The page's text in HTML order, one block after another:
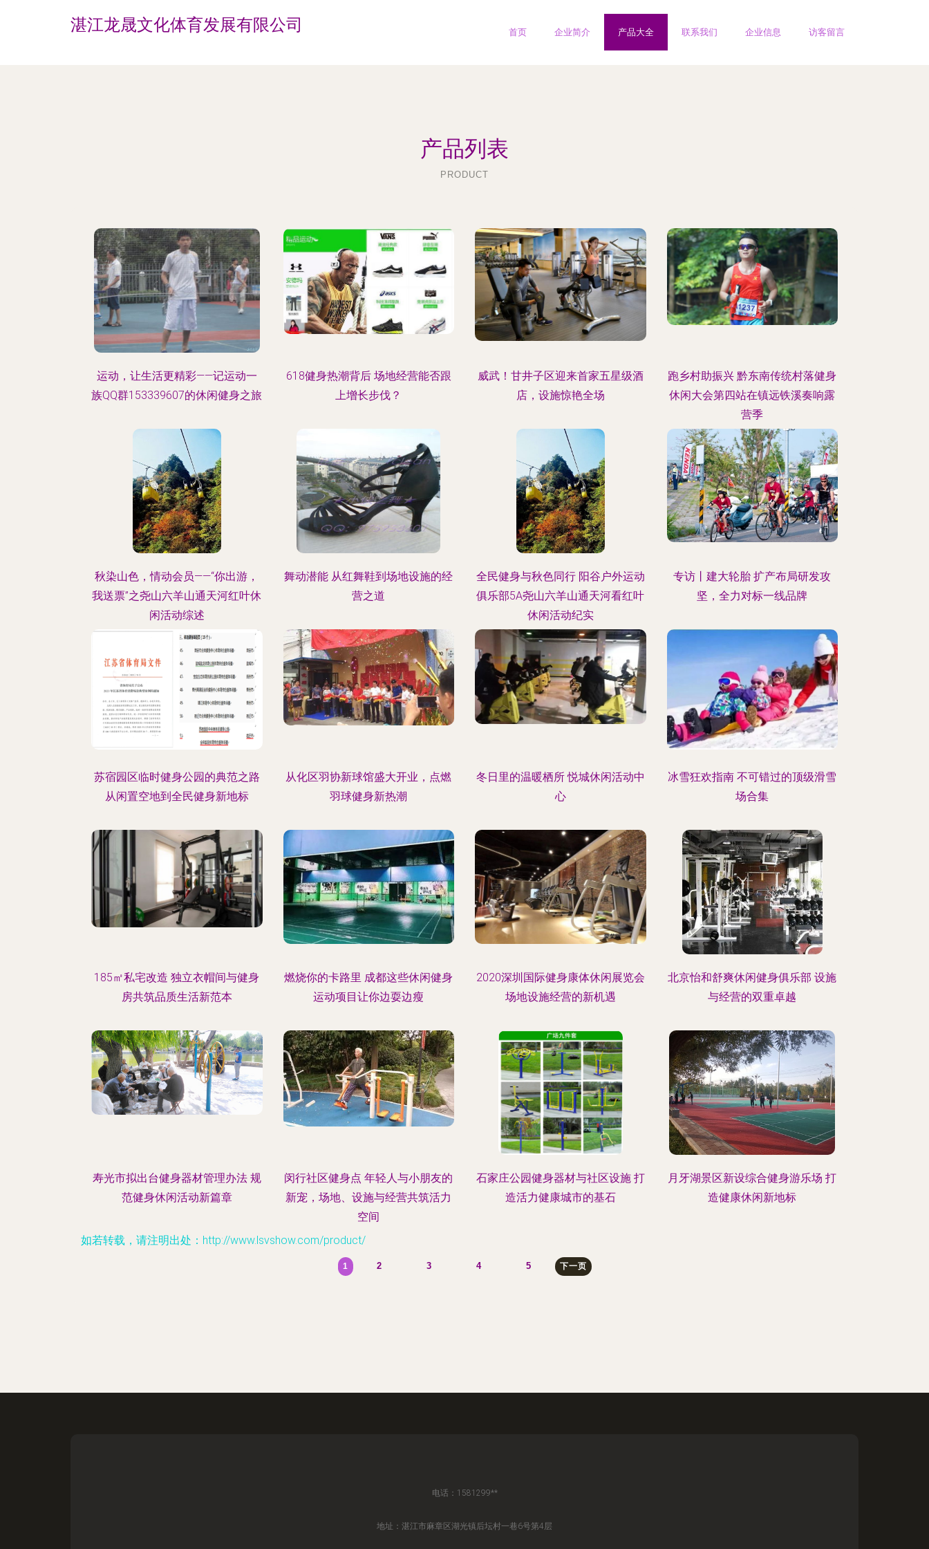
湛江龙晟文化体育发展有限公司 首页 企业简介 产品大全 联系我们 企业信息 访客留言
产品列表
PRODUCT
运动，让生活更精彩——记运动一
族QQ群153339607的休闲健身之旅
618健身热潮背后 场地经营能否跟
上增长步伐？
威武！甘井子区迎来首家五星级酒
店，设施惊艳全场
跑乡村助振兴 黔东南传统村落健身
休闲大会第四站在镇远铁溪奏响露
营季
秋染山色，情动会员——“你出游，
我送票”之尧山六羊山通天河红叶休
闲活动综述
舞动潜能 从红舞鞋到场地设施的经
营之道
全民健身与秋色同行 阳谷户外运动
俱乐部5A尧山六羊山通天河看红叶
休闲活动纪实
专访丨建大轮胎 扩产布局研发攻
坚，全力对标一线品牌
苏宿园区临时健身公园的典范之路
从闲置空地到全民健身新地标
从化区羽协新球馆盛大开业，点燃
羽球健身新热潮
冬日里的温暖栖所 悦城休闲活动中
心
冰雪狂欢指南 不可错过的顶级滑雪
场合集
185㎡私宅改造 独立衣帽间与健身
房共筑品质生活新范本
燃烧你的卡路里 成都这些休闲健身
运动项目让你边耍边瘦
2020深圳国际健身康体休闲展览会
场地设施经营的新机遇
北京怡和舒爽休闲健身俱乐部 设施
与经营的双重卓越
寿光市拟出台健身器材管理办法 规
范健身休闲活动新篇章
闵行社区健身点 年轻人与小朋友的
新宠，场地、设施与经营共筑活力
空间
石家庄公园健身器材与社区设施 打
造活力健康城市的基石
月牙湖景区新设综合健身游乐场 打
造健康休闲新地标
如若转载，请注明出处：http://www.lsvshow.com/product/
1 2 3 4 5 下一页
电话：1581299**
地址：湛江市麻章区湖光镇后坛村一巷6号第4层